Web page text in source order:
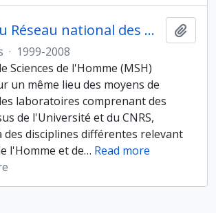
Direction du Réseau national des Maisons des sciences de l'Homme
· 1999-2008
Sciences de l'Homme (MSH)
un même lieu des moyens de
laboratoires comprenant des
de l'Université et du CNRS,
disciplines différentes relevant
l'Homme et de… Read more